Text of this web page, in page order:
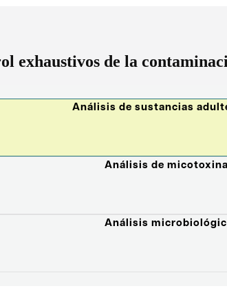
exhaustivos de la
Análisis de sustancias
Análisis de
Análisis